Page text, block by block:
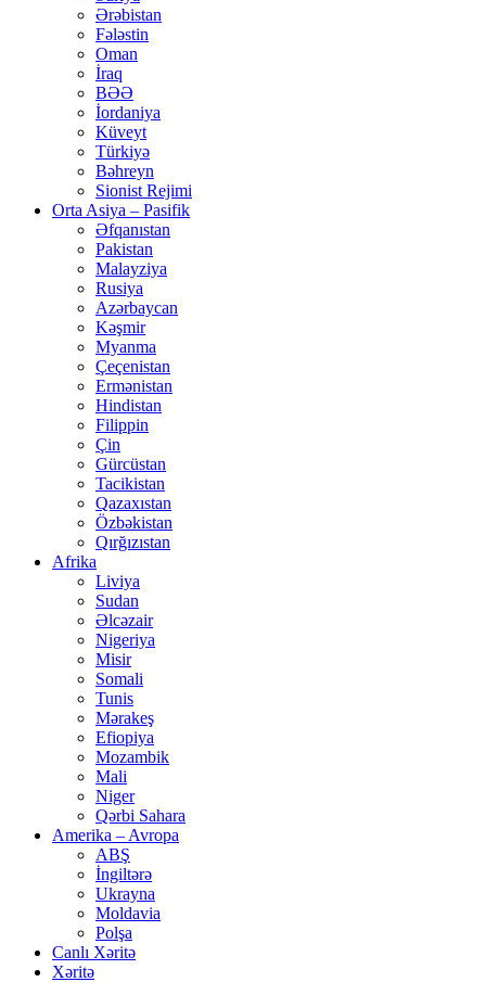
Ərəbistan
Fələstin
Oman
İraq
BƏƏ
İordaniya
Küveyt
Türkiyə
Bəhreyn
Sionist Rejimi
Orta Asiya – Pasifik
Əfqanıstan
Pakistan
Malayziya
Rusiya
Azərbaycan
Kəşmir
Myanma
Çeçenistan
Ermənistan
Hindistan
Filippin
Çin
Gürcüstan
Tacikistan
Qazaxıstan
Özbəkistan
Qırğızıstan
Afrika
Liviya
Sudan
Əlcəzair
Nigeriya
Misir
Somali
Tunis
Mərakeş
Efiopiya
Mozambik
Mali
Niger
Qərbi Sahara
Amerika – Avropa
ABŞ
İngiltərə
Ukrayna
Moldavia
Polşa
Canlı Xəritə
Xəritə